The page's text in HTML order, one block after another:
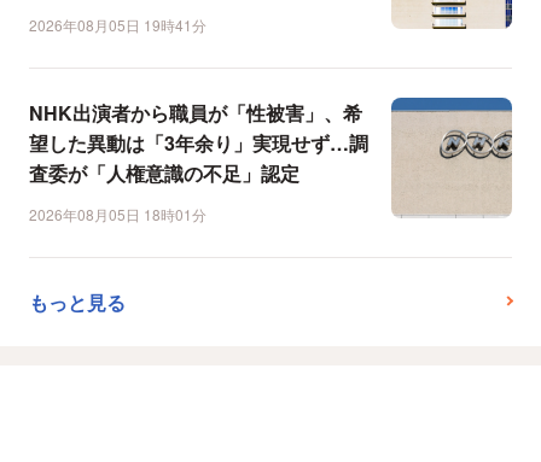
2026年08月05日 19時41分
NHK出演者から職員が「性被害」、希
望した異動は「3年余り」実現せず…調
査委が「人権意識の不足」認定
2026年08月05日 18時01分
もっと見る